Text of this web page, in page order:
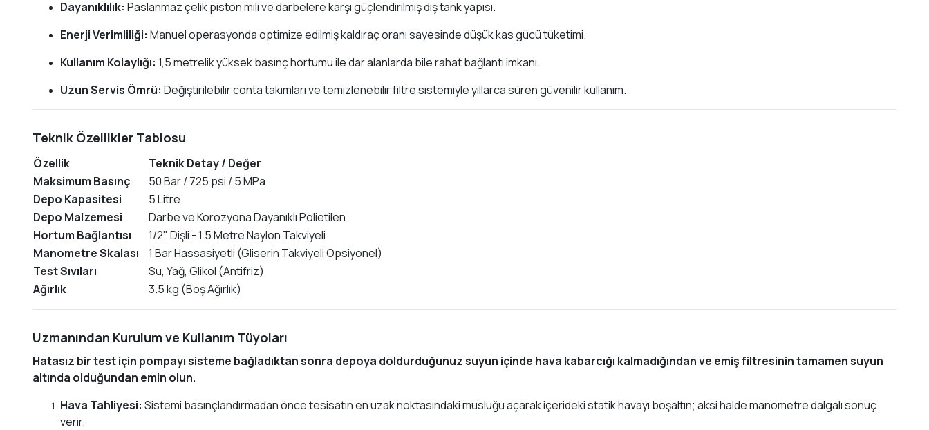
Dayanıklılık: Paslanmaz çelik piston mili ve darbelere karşı güçlendirilmiş dış tank yapısı.
Enerji Verimliliği: Manuel operasyonda optimize edilmiş kaldıraç oranı sayesinde düşük kas gücü tüketimi.
Kullanım Kolaylığı: 1,5 metrelik yüksek basınç hortumu ile dar alanlarda bile rahat bağlantı imkanı.
Uzun Servis Ömrü: Değiştirilebilir conta takımları ve temizlenebilir filtre sistemiyle yıllarca süren güvenilir kullanım.
Teknik Özellikler Tablosu
Özellik
Teknik Detay / Değer
Maksimum Basınç
50 Bar / 725 psi / 5 MPa
Depo Kapasitesi
5 Litre
Depo Malzemesi
Darbe ve Korozyona Dayanıklı Polietilen
Hortum Bağlantısı
1/2" Dişli - 1.5 Metre Naylon Takviyeli
Manometre Skalası 1 Bar Hassasiyetli (Gliserin Takviyeli Opsiyonel)
Test Sıvıları
Su, Yağ, Glikol (Antifriz)
Ağırlık
3.5 kg (Boş Ağırlık)
Uzmanından Kurulum ve Kullanım Tüyoları
Hatasız bir test için pompayı sisteme bağladıktan sonra depoya doldurduğunuz suyun içinde hava kabarcığı kalmadığından ve emiş filtresinin tamamen suyun
altında olduğundan emin olun.
Hava Tahliyesi: Sistemi basınçlandırmadan önce tesisatın en uzak noktasındaki musluğu açarak içerideki statik havayı boşaltın; aksi halde manometre dalgalı sonuç
verir.